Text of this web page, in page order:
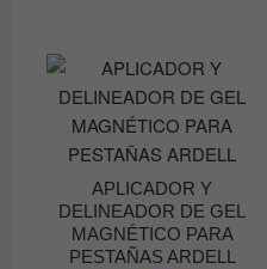
APLICADOR Y
DELINEADOR DE GEL
MAGNÉTICO PARA
PESTAÑAS ARDELL